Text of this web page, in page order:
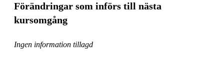
Förändringar som införs till nästa
kursomgång
Ingen information tillagd